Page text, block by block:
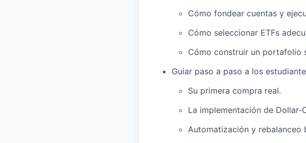
Cómo fondear cuentas y
Cómo seleccionar ETFs
Cómo construir un portafolio
Guiar paso a paso a los
Su primera compra real.
La implementación de Dollar-
Automatización y rebalanceo